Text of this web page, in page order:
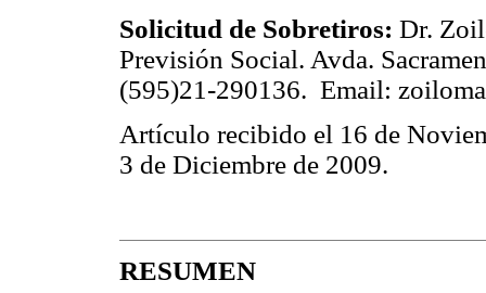
Solicitud de Sobretiros: Dr.
Previsión Social. Avda.
(595)21-290136. Email:
Artículo recibido el 16 de
3 de Diciembre de 2009.
RESUMEN